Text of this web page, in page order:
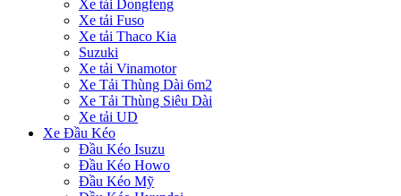
Xe tải Dongfeng
Xe tải Fuso
Xe tải Thaco Kia
Suzuki
Xe tải Vinamotor
Xe Tải Thùng Dài 6m2
Xe Tải Thùng Siêu Dài
Xe tải UD
Xe Đầu Kéo
Đầu Kéo Isuzu
Đầu Kéo Howo
Đầu Kéo Mỹ